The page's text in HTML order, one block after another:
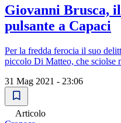
Giovanni Brusca,
pulsante a Capaci
Per la fredda ferocia il suo
piccolo Di Matteo, che sciolse
31 Mag 2021 - 23:06
Articolo